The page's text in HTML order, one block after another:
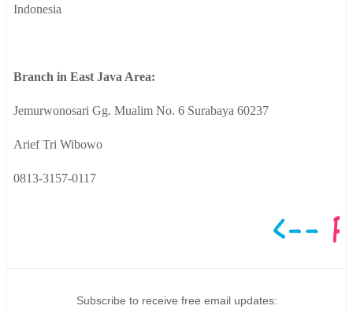
Indonesia
Branch in East Java Area:
Jemurwonosari Gg. Mualim No. 6 Surabaya 60237
Arief Tri Wibowo
0813-3157-0117
Subscribe to receive free email updates: